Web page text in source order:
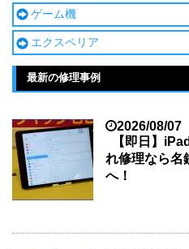
ゲーム機
エクスペリア
最新の修理事例
2026/08/07
【即日】
れ修理なら名
へ！